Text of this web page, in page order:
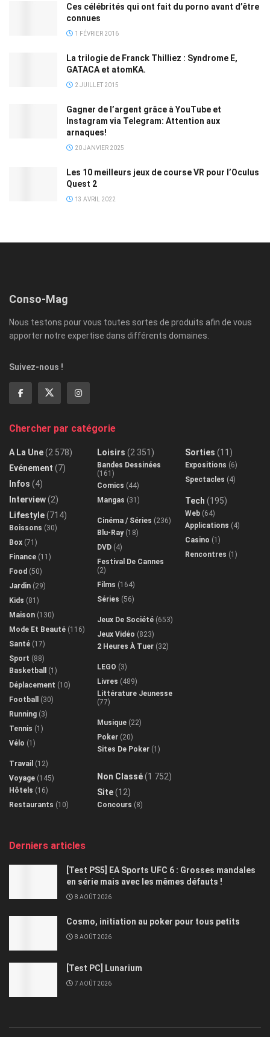
Ces célébrités qui ont fait du porno avant d’être
connues
1 FÉVRIER 2016
La trilogie de Franck Thilliez : Syndrome E,
GATACA et atomKA.
2 JUILLET 2015
Gagner de l’argent grâce à YouTube et
Instagram via Telegram: Attention aux
arnaques!
20 JANVIER 2025
Les 10 meilleurs jeux de course VR pour l’Oculus
Quest 2
13 AVRIL 2022
Conso-Mag
Nous testons pour vous toutes sortes de produits afin de vous
apporter notre expertise dans différents domaines.
Suivez-nous !
Chercher par catégorie
A La Une(2 578)
Evénement (7)
Infos (4)
Interview(2)
Lifestyle(714)
Boissons (30)
Box (71)
Finance (11)
Food (50)
Jardin (29)
Kids (81)
Maison (130)
Mode Et Beauté (116)
Santé (17)
Sport (88)
Basketball
(1)
Déplacement (10)
Football
(30)
Running (3)
Tennis (1)
Vélo (1)
Travail (12)
Voyage (145)
Hôtels (16)
Restaurants (10)
Loisirs (2 351)
Bandes Dessinées
(161)
Comics (44)
Mangas (31)
Cinéma / Séries (236)
Blu-Ray(18)
DVD (4)
Festival De Cannes
(2)
Films (164)
Séries (56)
Jeux De Société (653)
Jeux Vidéo (823)
2 Heures À Tuer (32)
LEGO (3)
Livres (489)
Littérature Jeunesse
(77)
Musique (22)
Poker (20)
Sites De Poker (1)
Non Classé(1 752)
Site(12)
Concours (8)
Sorties (11)
Expositions (6)
Spectacles (4)
Tech (195)
Web (64)
Applications (4)
Casino (1)
Rencontres (1)
Derniers articles
[Test PS5] EA Sports UFC 6 : Grosses mandales
en série mais avec les mêmes défauts !
8 AOÛT 2026
Cosmo, initiation au poker pour tous petits
8 AOÛT 2026
[Test PC] Lunarium
7 AOÛT 2026